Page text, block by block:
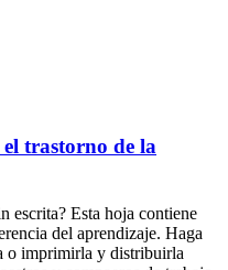
trastorno de la
escrita? Esta hoja contiene
del aprendizaje. Haga
o imprimirla y distribuirla